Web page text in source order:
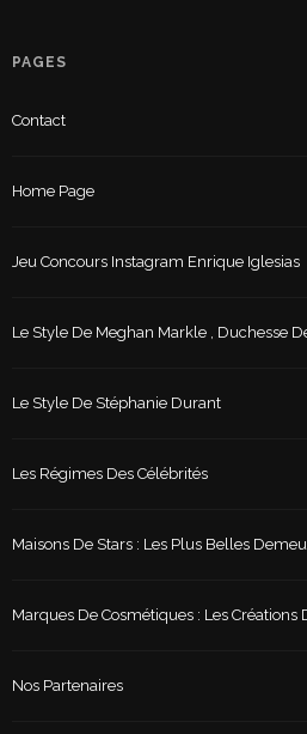
PAGES
Contact
Home Page
Jeu Concours Instagram Enrique Iglesias
Le Style De Meghan Markle , Duchesse
Le Style De Stéphanie Durant
Les Régimes Des Célébrités
Maisons De Stars : Les Plus Belles
Marques De Cosmétiques : Les Créations
Nos Partenaires